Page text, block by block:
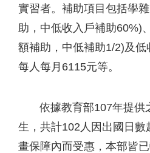
實習者。補助項目包括學
助，中低收入戶補助60%)
額補助，中低補助1/2)及
每人每月6115元等。
依據教育部107年提供
生，共計102人因出國日
畫保障內而受惠，本部皆